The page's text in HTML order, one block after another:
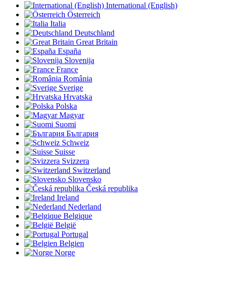
International (English)
Österreich
Italia
Deutschland
Great Britain
España
Slovenija
France
România
Sverige
Hrvatska
Polska
Magyar
Suomi
България
Schweiz
Suisse
Svizzera
Switzerland
Slovensko
Česká republika
Ireland
Nederland
Belgique
België
Portugal
Belgien
Norge